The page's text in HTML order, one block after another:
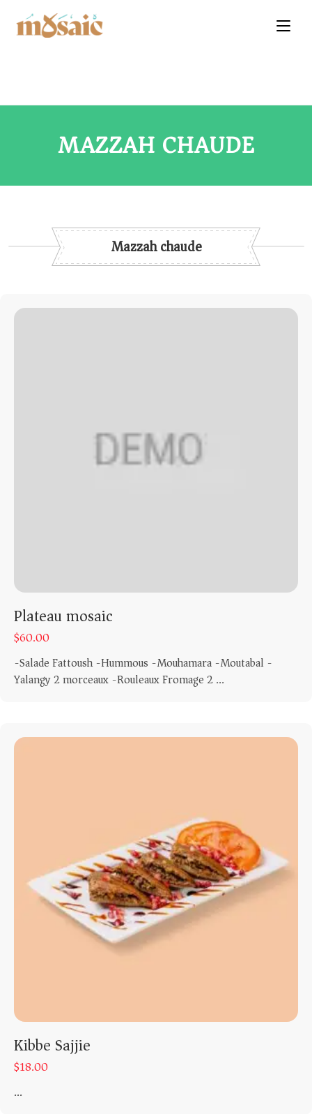
MAZZAH CHAUDE
Mazzah chaude
Plateau mosaic
$60.00
-Salade Fattoush -Hummous -Mouhamara -Moutabal -
Yalangy 2 morceaux -Rouleaux Fromage 2 ...
Kibbe Sajjie
$18.00
...